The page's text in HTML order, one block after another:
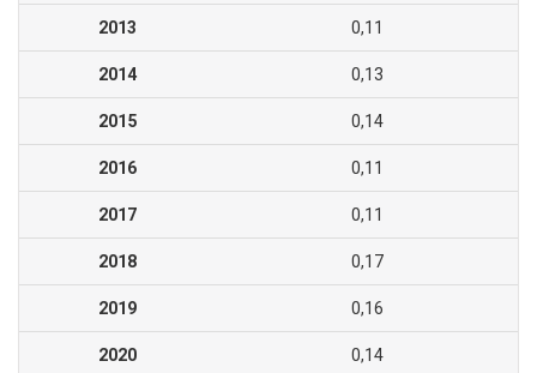
2013 0,11
2014 0,13
2015 0,14
2016 0,11
2017 0,11
2018 0,17
2019 0,16
2020 0,14